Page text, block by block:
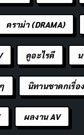
ดราม่า (DRAMA)
ดูอะไรดี
นิทานชาดกเรื่อ
ผลงาน AV